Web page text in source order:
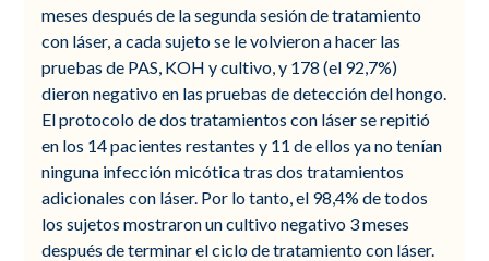
meses después de la segunda sesión de tratamiento
con láser, a cada sujeto se le volvieron a hacer las
pruebas de PAS, KOH y cultivo, y 178 (el 92,7%)
dieron negativo en las pruebas de detección del hongo.
El protocolo de dos tratamientos con láser se repitió
en los 14 pacientes restantes y 11 de ellos ya no tenían
ninguna infección micótica tras dos tratamientos
adicionales con láser. Por lo tanto, el 98,4% de todos
los sujetos mostraron un cultivo negativo 3 meses
después de terminar el ciclo de tratamiento con láser.